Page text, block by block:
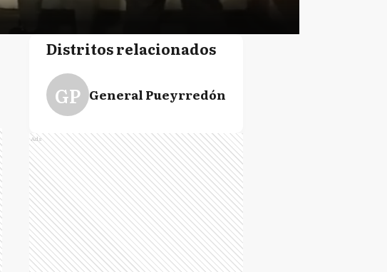
Distritos relacionados
GP General Pueyrredón
Ads